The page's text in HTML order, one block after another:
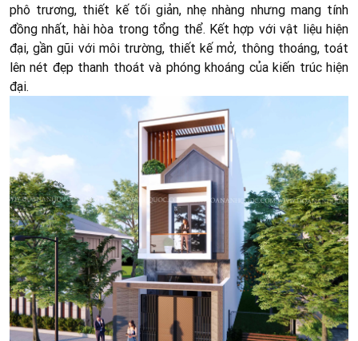
phô trương, thiết kế tối giản, nhẹ nhàng nhưng mang tính
đồng nhất, hài hòa trong tổng thể. Kết hợp với vật liệu hiện
đại, gần gũi với môi trường, thiết kế mở, thông thoáng, toát
lên nét đẹp thanh thoát và phóng khoáng của kiến trúc hiện
đại.